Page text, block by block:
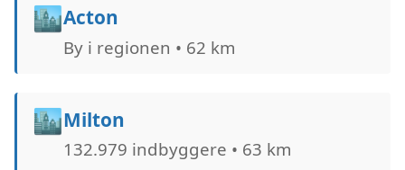
🏙️Acton
By i regionen • 62 km
🏙️Milton
132.979 indbyggere • 63 km